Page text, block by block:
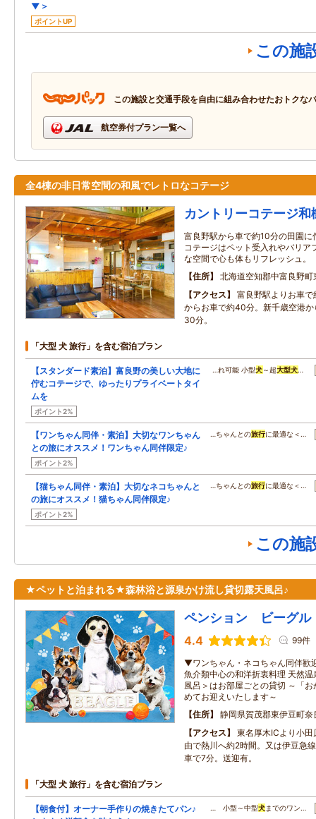
▼＞
ポイントUP
この施
この施設と交通手段を自由に組み合わせたおトクな
航空券付プラン一覧へ
全4棟の非日常空間の和風でレトロなコテージ
カントリーコテージ和
富良野駅から車で約10分の田園
コテージはペット受入れやバリア
な空間で心も体もリフレッシュ。
住所
北海道空知郡中富良野町
アクセス
富良野駅よりお車
からお車で約40分。新千歳空港
30分。
「大型 犬 旅行」を含む宿泊プラン
【スタンダード素泊】富良野の美しい大地に
佇むコテージで、ゆったりプライベートタイ
ムを
ポイント2%
…れ可能 小型犬～超大型犬…
【ワンちゃん同伴・素泊】大切なワンちゃん
との旅にオススメ！ワンちゃん同伴限定♪
ポイント2%
…ちゃんとの旅行に最適な＜…
【猫ちゃん同伴・素泊】大切なネコちゃんと
の旅にオススメ！猫ちゃん同伴限定♪
ポイント2%
…ちゃんとの旅行に最適な＜…
この施
★ペットと泊まれる★森林浴と源泉かけ流し貸切露天風呂♪
ペンション ビーグル
4.4 99件
▼ワンちゃん・ネコちゃん同伴歓
魚介類中心の和洋折衷料理 天然
風呂＞はお部屋ごとの貸切 ～「
めてお迎えいたします～
住所
静岡県賀茂郡東伊豆町奈
アクセス
東名厚木ICより小
由で熱川へ約2時間。又は伊豆急
車で7分。送迎有。
「大型 犬 旅行」を含む宿泊プラン
【朝食付】オーナー手作りの焼きたてパン♪
… 小型～中型犬までのワン…